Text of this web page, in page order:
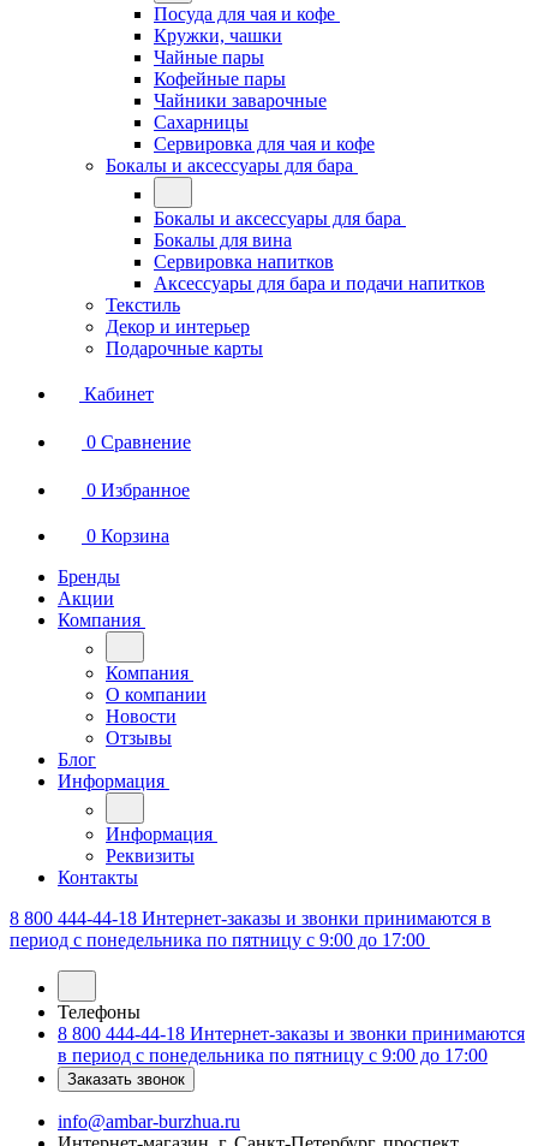
Посуда для чая и кофе
Кружки, чашки
Чайные пары
Кофейные пары
Чайники заварочные
Сахарницы
Сервировка для чая и кофе
Бокалы и аксессуары для бара
Бокалы и аксессуары для бара
Бокалы для вина
Сервировка напитков
Аксессуары для бара и подачи напитков
Текстиль
Декор и интерьер
Подарочные карты
Кабинет
0 Сравнение
0 Избранное
0 Корзина
Бренды
Акции
Компания
Компания
О компании
Новости
Отзывы
Блог
Информация
Информация
Реквизиты
Контакты
8 800 444-44-18 Интернет-заказы и звонки принимаются в
период с понедельника по пятницу с 9:00 до 17:00
Телефоны
8 800 444-44-18 Интернет-заказы и звонки принимаются
в период с понедельника по пятницу с 9:00 до 17:00
Заказать звонок
info@ambar-burzhua.ru